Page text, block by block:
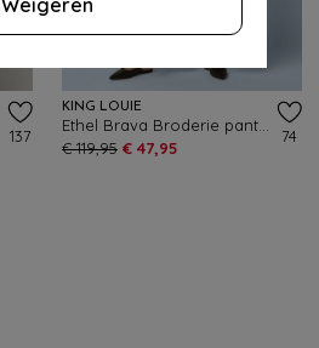
Weigeren
137
KING LOUIE
€ 119,95 € 47,95
74